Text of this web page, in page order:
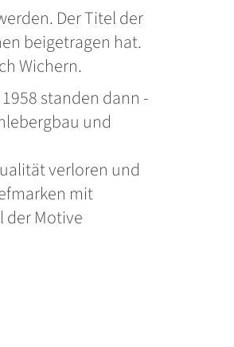
Der Titel der
beigetragen hat.
Wichern.
standen dann -
und
verloren und
mit
der Motive